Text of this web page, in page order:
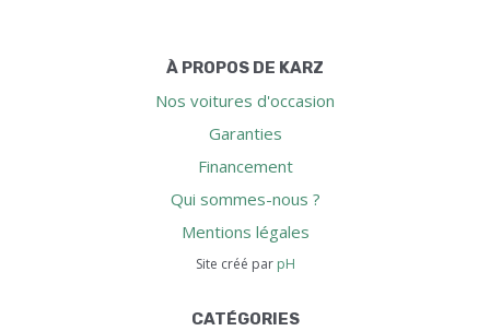
À PROPOS DE KARZ
Nos voitures d'occasion
Garanties
Financement
Qui sommes-nous ?
Mentions légales
Site créé par pH
CATÉGORIES